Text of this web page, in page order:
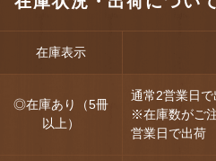
在庫表示
◎在庫あり（5冊
以上）
通常2営業日で
※在庫数がご
営業日で出荷